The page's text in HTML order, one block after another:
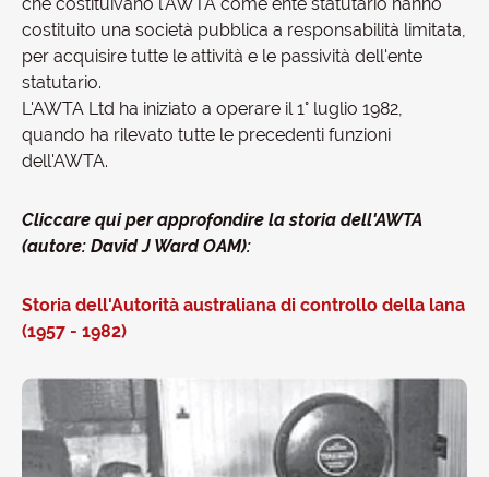
costituito una società pubblica a responsabilità limitata,
per acquisire tutte le attività e le passività dell'ente
statutario.
L'AWTA Ltd ha iniziato a operare il 1° luglio 1982,
quando ha rilevato tutte le precedenti funzioni
dell'AWTA.
Cliccare qui per approfondire la storia dell'AWTA
(autore: David J Ward OAM):
Storia dell'Autorità australiana di controllo della lana
(1957 - 1982)